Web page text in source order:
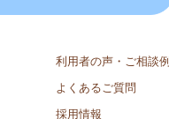
利用者の声・ご相談例
よくあるご質問
採用情報